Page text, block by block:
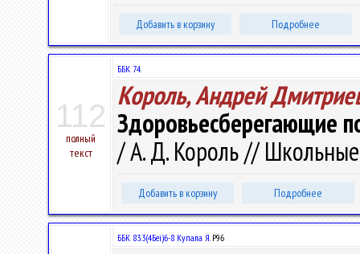
Добавить в корзину Подробнее
112
полный
текст
ББК 74.
Король, Андрей
Здоровьесберегающие
/ А. Д. Король //
Добавить в корзину Подробнее
ББК 83.3(4Беі)6-8 Купала Я.Р96